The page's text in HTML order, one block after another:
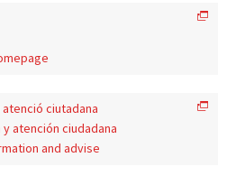
ciutadana
atención ciudadana
and advise